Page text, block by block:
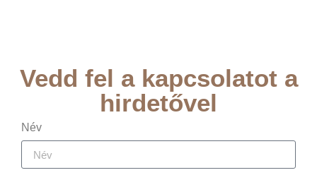
Vedd fel a kapcsolatot a
hirdetővel
Név